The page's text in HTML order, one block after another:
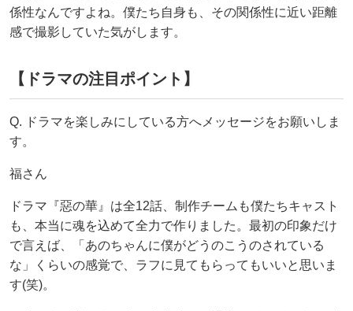
係性なんですよね。僕たち自身も、その関係性に近い距離
感で撮影していた気がします。
【ドラマの注目ポイント】
Q. ドラマを楽しみにしている方へメッセージをお願いしま
す。
福さん
ドラマ『惡の華』は全12話、制作チームも僕たちキャスト
も、本当に魂を込めて全力で作りました。最初の印象だけ
で言えば、「あのちゃんに僕がどうのこうのされている
な」くらいの感覚で、ラフに見てもらってもいいと思いま
す(笑)。